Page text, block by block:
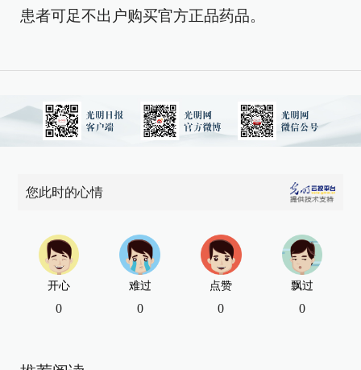
患者可足不出户购买官方正品药品。
您此时的心情
开心
0
难过
0
点赞
0
飘过
0